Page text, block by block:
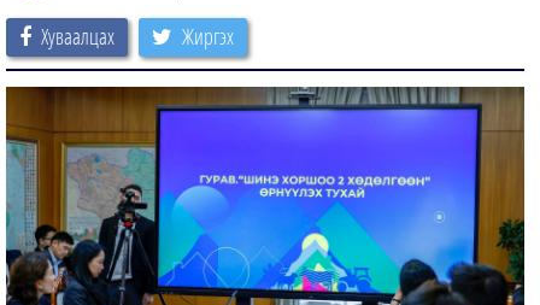
Хуваалцах Жиргэх